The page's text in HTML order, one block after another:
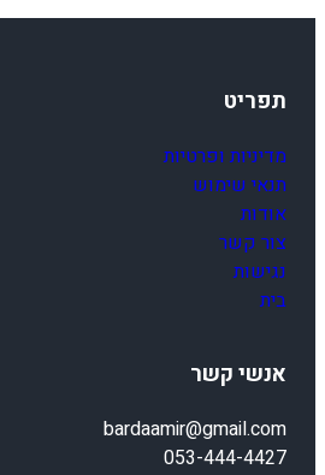
תפריט
מדיניות ופרטיות
תנאי שימוש
אודות
צור קשר
נגישות
בית
אנשי קשר
bardaamir@gmail.com
053-444-4427